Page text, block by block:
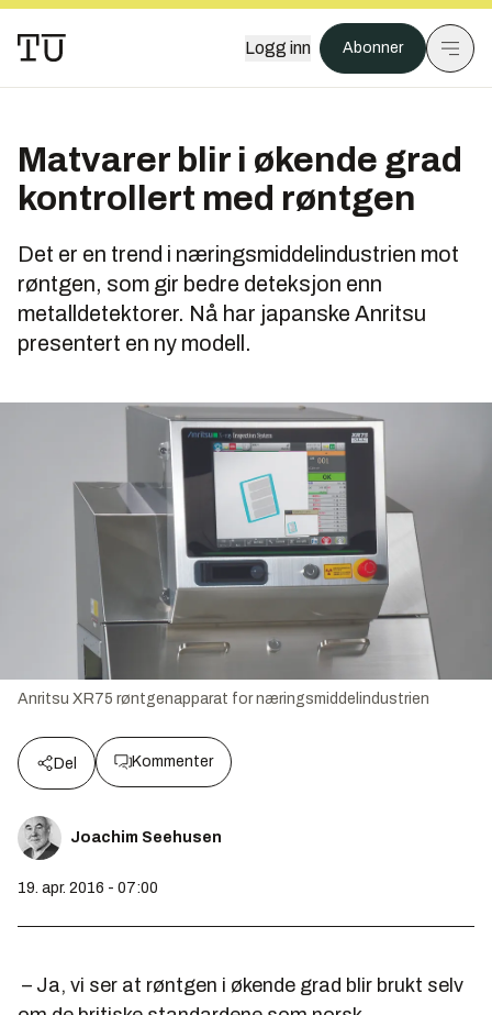
Logg inn Abonner
Matvarer blir i økende grad
kontrollert med røntgen
Det er en trend i næringsmiddelindustrien mot
røntgen, som gir bedre deteksjon enn
metalldetektorer. Nå har japanske Anritsu
presentert en ny modell.
Anritsu XR75 røntgenapparat for næringsmiddelindustrien
Del Kommenter
Joachim Seehusen
19. apr. 2016 - 07:00
– Ja, vi ser at røntgen i økende grad blir brukt selv